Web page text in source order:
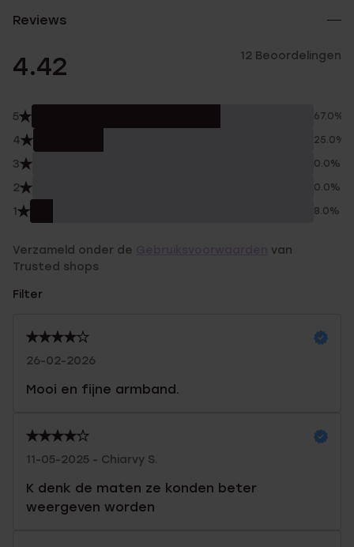
Reviews
4.42 12 Beoordelingen
5 67.0%
4 25.0%
3 0.0%
2 0.0%
1 8.0%
Verzameld onder de
van
Trusted shops
Filter
26-02-2026
Mooi en fijne armband.
11-05-2025 - Chiarvy S.
K denk de maten ze konden beter
weergeven worden